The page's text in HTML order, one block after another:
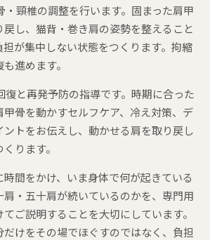
・頸椎の調整を行います。固まった肩甲
し、猫背・巻き肩の姿勢を整えること
が集中しない状態をつくります。拘縮
進めます。
復と再発予防の指導です。時期に合った
骨を動かすセルフケア、冷え対策、デ
ントをお伝えし、動かせる肩を取り戻し
ります。
間をかけ、いま身体で何が起きている
・五十肩が続いているのかを、専門用
ご説明することを大切にしています。
けをその場でほぐすのではなく、負担